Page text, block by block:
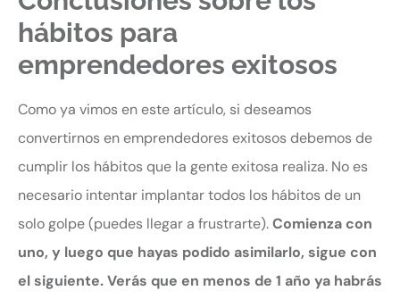
hábitos para
emprendedores exitosos
Como ya vimos en este artículo, si deseamos
convertirnos en emprendedores exitosos debemos de
cumplir los hábitos que la gente exitosa realiza. No es
necesario intentar implantar todos los hábitos de un
solo golpe (puedes llegar a frustrarte).Comienza con
uno, y luego que hayas podido asimilarlo, sigue con
el siguiente. Verás que en menos de 1 año ya habrás